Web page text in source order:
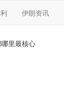
伊朗资讯
里最核心